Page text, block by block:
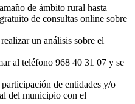
de ámbito rural hasta
de consultas online sobre
un análisis sobre el
al teléfono 968 40 31 07 y se
de entidades y/o
del municipio con el